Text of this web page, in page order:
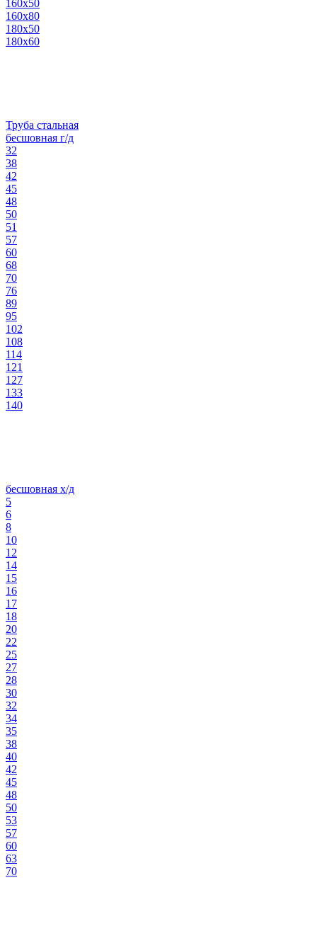
160х50
160х80
180х50
180х60
Труба стальная
бесшовная г/д
32
38
42
45
48
50
51
57
60
68
70
76
89
95
102
108
114
121
127
133
140
бесшовная х/д
5
6
8
10
12
14
15
16
17
18
20
22
25
27
28
30
32
34
35
38
40
42
45
48
50
53
57
60
63
70